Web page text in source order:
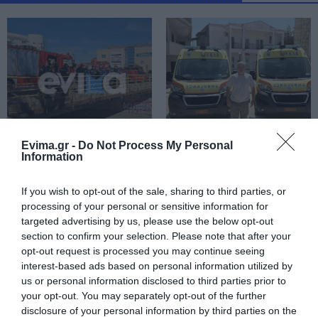
Evima.gr - Do Not Process My Personal
Information
If you wish to opt-out of the sale, sharing to third parties, or
processing of your personal or sensitive information for
targeted advertising by us, please use the below opt-out
section to confirm your selection. Please note that after your
opt-out request is processed you may continue seeing
interest-based ads based on personal information utilized by
us or personal information disclosed to third parties prior to
your opt-out. You may separately opt-out of the further
disclosure of your personal information by third parties on the
Καθαρό και άφθονο νερό σε αυτή
την περιοχή της Εύβοιας
05.08.2026 | 20:00
Καραμπόλα τεσσάρων οχημάτων
κυκλοφορία
05.08.2026 | 19:40
Νύχτα τρόμου στην Εύβοια:
Διέρρηξαν σπίτι 95χρονης και
προκάλεσαν σοβαρές ζημιές σε
ταβέρνα
Ο απόλυτος οδηγός για να ζήσεις
τη Σαντορίνη από τη θάλασσα
05.08.2026 | 19:00
Δύσκολες οι επόμενες
ώρες στην Εύβοια:
Δείτε τι ανακοινώθηκε
Ενισχύεται το ΕΚΑΒ
Μαντουδίου με δύο
ασθενοφόρο στον
τομέα